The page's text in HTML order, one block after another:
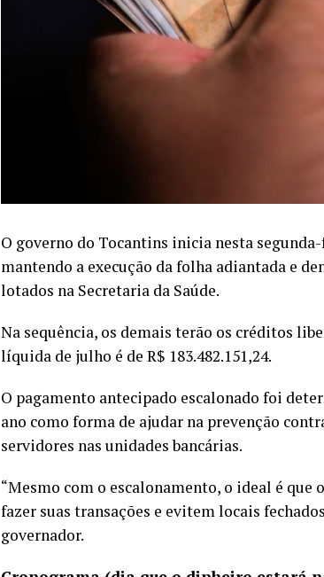
O governo do Tocantins inicia nesta
mantendo a execução da folha adiantada e
lotados na Secretaria da Saúde.
Na sequência, os demais terão os créditos
líquida de julho é de R$ 183.482.151,24.
O pagamento antecipado escalonado foi
ano como forma de ajudar na prevenção
servidores nas unidades bancárias.
“Mesmo com o escalonamento, o ideal é
fazer suas transações e evitem locais
governador.